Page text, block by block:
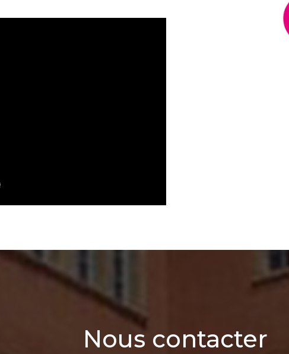
nous contacter